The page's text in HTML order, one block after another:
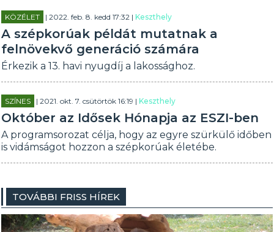
KÖZÉLET | 2022. feb. 8. kedd 17:32 |Keszthely
A szépkorúak példát mutatnak a
felnövekvő generáció számára
Érkezik a 13. havi nyugdíj a lakossághoz.
SZÍNES | 2021. okt. 7. csütörtök 16:19 |Keszthely
Október az Idősek Hónapja az ESZI-ben
A programsorozat célja, hogy az egyre szürkülő időben
is vidámságot hozzon a szépkorúak életébe.
TOVÁBBI FRISS HÍREK